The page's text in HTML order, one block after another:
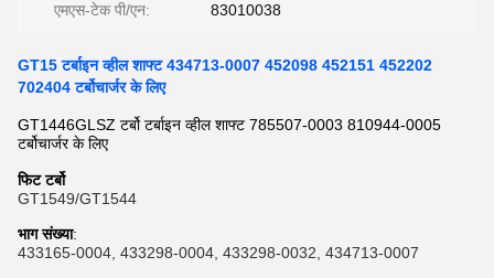
एमएस-टेक पी/एन: 83010038
GT15 टर्बाइन व्हील शाफ्ट 434713-0007 452098 452151 452202
702404 टर्बोचार्जर के लिए
GT1446GLSZ टर्बो टर्बाइन व्हील शाफ्ट 785507-0003 810944-0005
टर्बोचार्जर के लिए
फिट टर्बो
GT1549/GT1544
भाग संख्या:
433165-0004, 433298-0004, 433298-0032, 434713-0007